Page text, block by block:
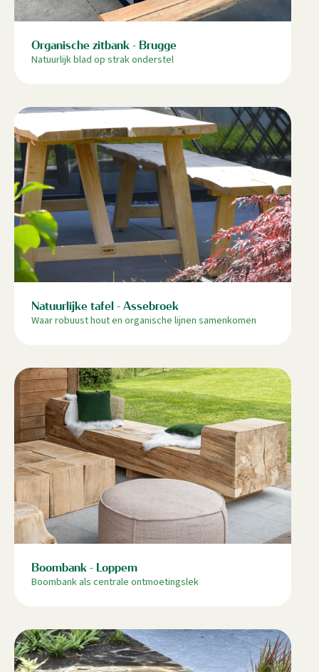
Organische zitbank - Brugge
Natuurlijk blad op strak onderstel
Natuurlijke tafel - Assebroek
Waar robuust hout en organische lijnen samenkomen
Boombank - Loppem
Boombank als centrale ontmoetingslek